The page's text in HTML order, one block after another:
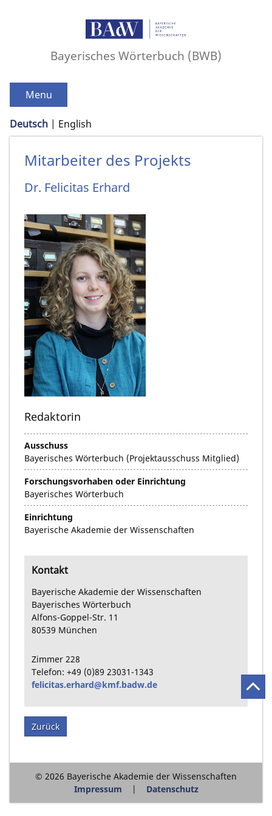
Bayerisches Wörterbuch (BWB)
Menu
Deutsch English
Mitarbeiter des Projekts
Dr. Felicitas Erhard
Redaktorin
Ausschuss
Bayerisches Wörterbuch (Projektausschuss Mitglied)
Forschungsvorhaben oder Einrichtung
Bayerisches Wörterbuch
Einrichtung
Bayerische Akademie der Wissenschaften
Kontakt
Bayerische Akademie der Wissenschaften
Bayerisches Wörterbuch
Alfons-Goppel-Str. 11
80539 München
Zimmer 228
Telefon: +49 (0)89 23031-1343
felicitas.erhard@kmf.badw.de
Zurück
© 2026 Bayerische Akademie der Wissenschaften
Impressum
Datenschutz